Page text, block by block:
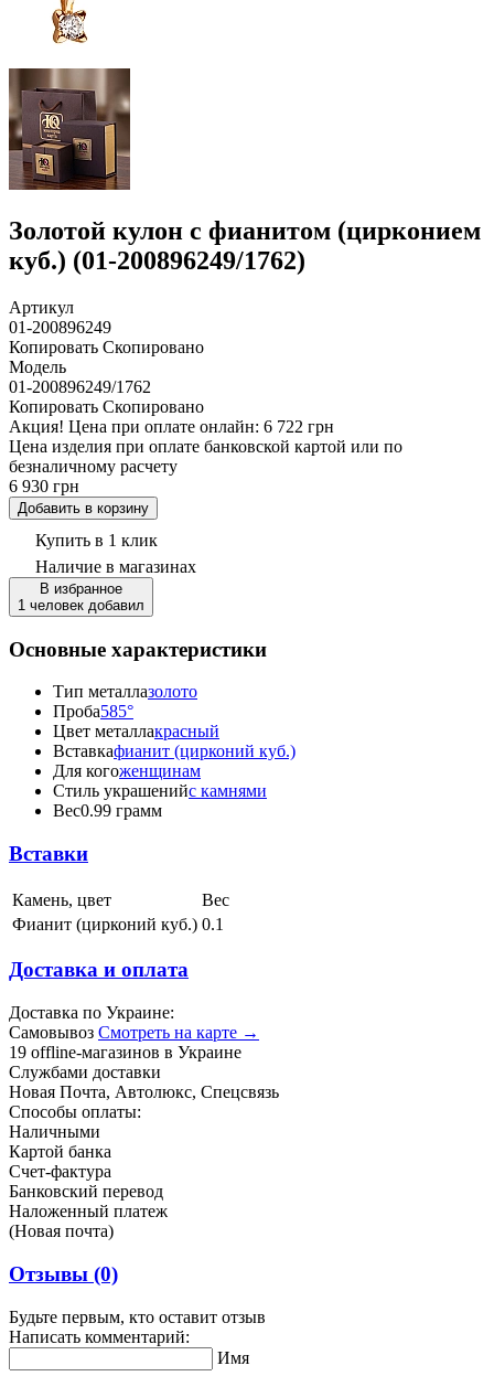
Золотой кулон с фианитом (цирконием
куб.) (01-200896249/1762)
Артикул
01-200896249
Копировать Скопировано
Модель
01-200896249/1762
Копировать Скопировано
Акция! Цена при оплате онлайн: 6 722 грн
Цена изделия при оплате банковской картой или по
безналичному расчету
6 930 грн
Добавить в корзину
Купить в 1 клик
Наличие в магазинах
В избранное
1 человек добавил
Основные характеристики
Тип металлазолото
Проба585°
Цвет металлакрасный
Вставкафианит (цирконий куб.)
Для когоженщинам
Стиль украшенийс камнями
Вес0.99 грамм
Вставки
Камень, цвет
Вес
Фианит (цирконий куб.) 0.1
Доставка и оплата
Доставка по Украине:
Самовывоз Смотреть на карте →
19 offline-магазинов в Украине
Службами доставки
Новая Почта, Автолюкс, Спецсвязь
Способы оплаты:
Наличными
Картой банка
Счет-фактура
Банковский перевод
Наложенный платеж
(Новая почта)
Отзывы (0)
Будьте первым, кто оставит отзыв
Написать комментарий:
Имя